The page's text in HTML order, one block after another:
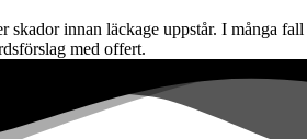
innan läckage uppstår. I många
med offert.